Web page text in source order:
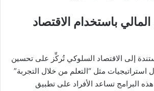
باستخدام الاقتصاد
إلى الاقتصاد السلوكي تُركِّز على تحسين
استراتيجيات مثل “التعلم من خلال التجربة”
هذه البرامج تساعد الأفراد على تطبيق